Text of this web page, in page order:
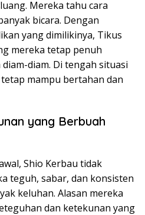
Mereka tahu cara
bicara. Dengan
yang dimilikinya, Tikus
mereka tetap penuh
diam. Di tengah situasi
mampu bertahan dan
yang Berbuah
Shio Kerbau tidak
teguh, sabar, dan konsisten
keluhan. Alasan mereka
dan ketekunan yang